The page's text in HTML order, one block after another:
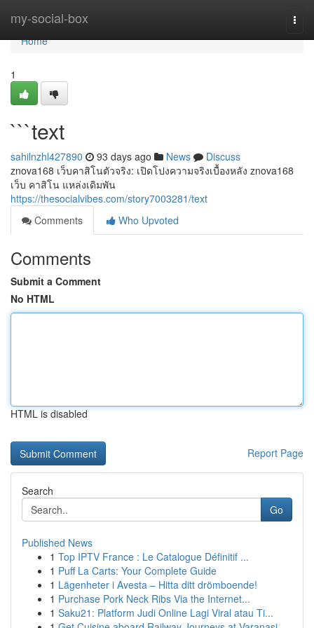
my-social-box
Home
Home
1
```text
sahilnzhl427890 93 days ago News
Discuss
znova168 เว็บคาสิโนตัวจริง: เปิดโปงความจริงเบื้องหลัง znova168
เว็บ คาสิโน แหล่งเดิมพัน
https://thesocialvibes.com/story7003281/text
Comments
Who Upvoted
Comments
Submit a Comment
No HTML
HTML is disabled
Report Page
Search
Go
Published News
1 Top IPTV France : Le Catalogue Définitif ...
1 Puff La Carts: Your Complete Guide
1 Lägenheter i Avesta – Hitta ditt drömboende!
1 Purchase Pork Neck Ribs Via the Internet...
1 Saku21: Platform Judi Online Lagi Viral atau Ti...